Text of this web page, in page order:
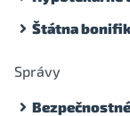
Štátna
Správy